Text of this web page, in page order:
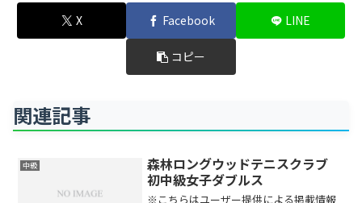
X Facebook LINE
コピー
関連記事
中級
森林ロングウッドテニスクラブ
初中級女子ダブルス
※こちらはユーザー提供による掲載情報